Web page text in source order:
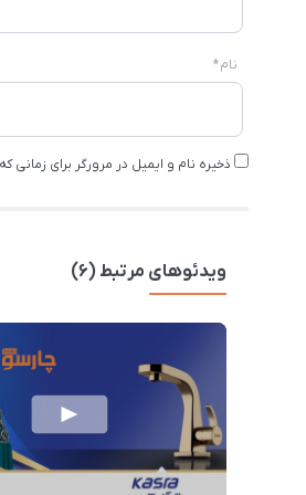
نام*
ذخیره نام و ایمیل در مرورگر برای
ویدئوهای مرتبط (6)